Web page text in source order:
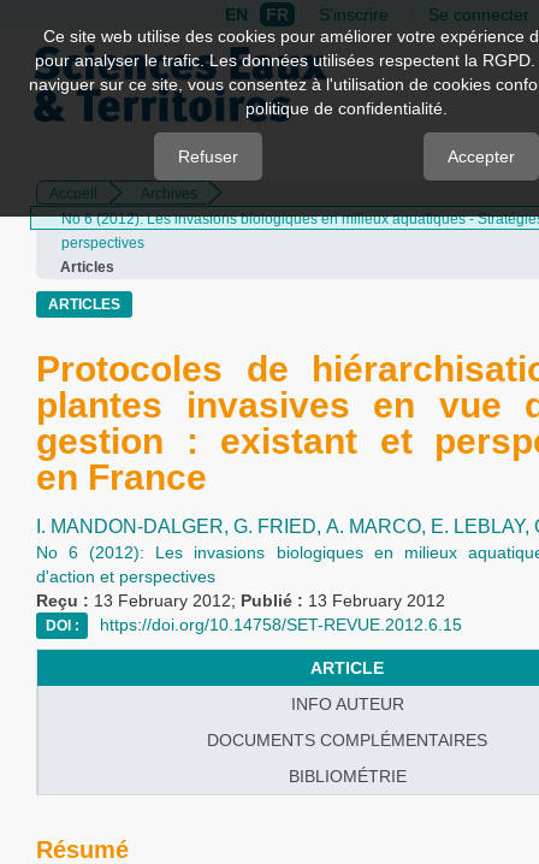
Quick
jump
page
Main
Navigation
Main
Content
Sidebar
EN FR S'inscrire Se connecter
Accueil
Archives
No 6 (2012): Les invasions biologiques en milieux aquatiques -
perspectives
Articles
ARTICLES
Protocoles de
plantes invasives en vue
gestion : existant et
en France
I. MANDON-DALGER, G. FRIED, A. MARCO, E. LEBLAY,
No 6 (2012): Les invasions biologiques en milieux
d'action et perspectives
Reçu : 13 February 2012; Publié : 13 February 2012
DOI : https://doi.org/10.14758/SET-REVUE.2012.6.15
ARTICLE
INFO AUTEUR
DOCUMENTS COMPLÉMENTAIRES
BIBLIOMÉTRIE
Résumé
Ce site web utilise des cookies pour améliorer votre expérience
pour analyser le trafic. Les données utilisées respectent la
naviguer sur ce site, vous consentez à l'utilisation de cookies
politique de confidentialité.
Refuser Accepter